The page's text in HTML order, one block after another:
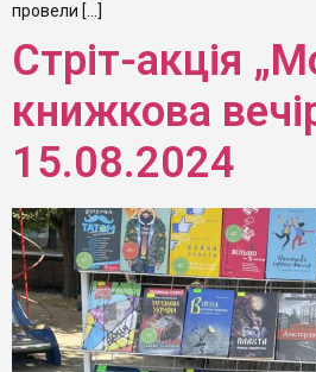
провели […]
Стріт-акція
книжкова
15.08.2024